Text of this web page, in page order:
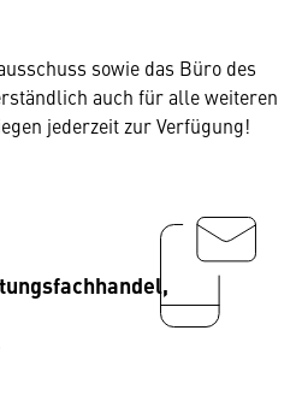
sowie das Büro des
auch für alle weiteren
jederzeit zur Verfügung!